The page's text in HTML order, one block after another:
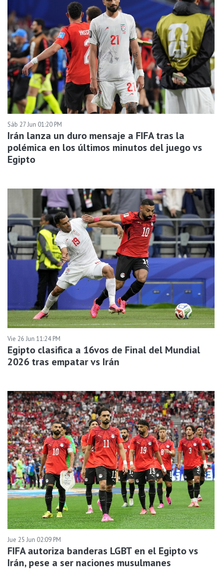
Sáb 27 Jun 01:20 PM
Irán lanza un duro mensaje a FIFA tras la
polémica en los últimos minutos del juego vs
Egipto
Vie 26 Jun 11:24 PM
Egipto clasifica a 16vos de Final del Mundial
2026 tras empatar vs Irán
Jue 25 Jun 02:09 PM
FIFA autoriza banderas LGBT en el Egipto vs
Irán, pese a ser naciones musulmanes